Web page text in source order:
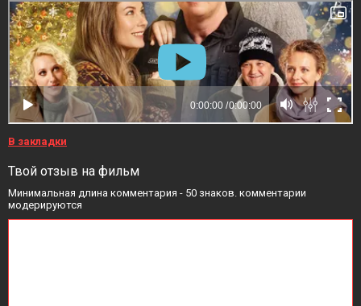
В закладки
Твой отзыв на фильм
Минимальная длина комментария - 50 знаков. комментарии
модерируются